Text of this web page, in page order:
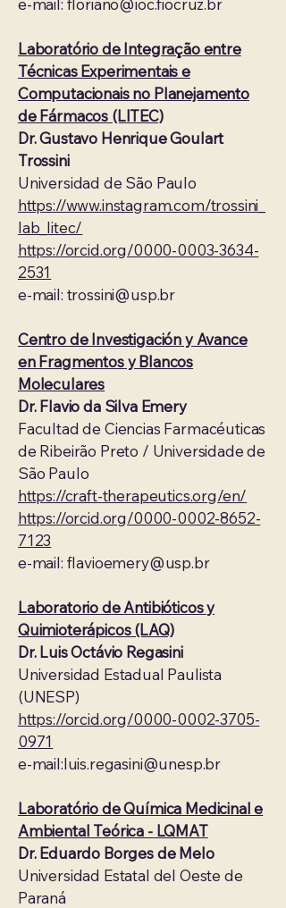
e-mail: floriano@ioc.fiocruz.br
Laboratório de Integração entre
Técnicas Experimentais e
Computacionais no Planejamento
de Fármacos (LITEC)
Dr. Gustavo Henrique Goulart
Trossini
Universidad de São Paulo
https://www.instagram.com/trossini_
lab_litec/
​https://orcid.org/0000-0003-3634-
2531
​e-mail: trossini@usp.br
Centro de Investigación y Avance
en Fragmentos y Blancos
Moleculares
Dr. Flavio da Silva Emery
Facultad de Ciencias Farmacéuticas
de Ribeirão Preto / Universidade de
São Paulo
​https://craft-therapeutics.org/en/
https://orcid.org/0000-0002-8652-
7123
e-mail: flavioemery@usp.br
Laboratorio de Antibióticos y
Quimioterápicos (LAQ)
Dr. Luis Octávio Regasini
Universidad Estadual Paulista
(UNESP)
https://orcid.org/0000-0002-3705-
0971
e-mail:luis.regasini@unesp.br
​Laboratório de Química Medicinal e
Ambiental Teórica - LQMAT
Dr. Eduardo Borges de Melo
Universidad Estatal del Oeste de
Paraná